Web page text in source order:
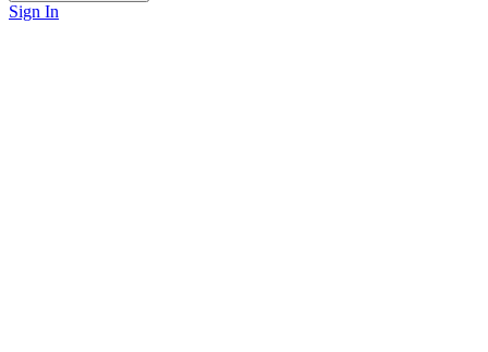
Sign In